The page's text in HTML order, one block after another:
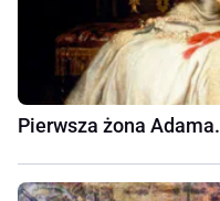
Pierwsza żona